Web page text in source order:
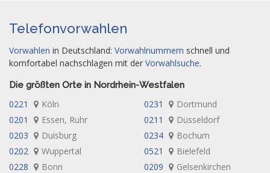
Telefonvorwahlen
Vorwahlen in Deutschland: Vorwahlnummern schnell und
komfortabel nachschlagen mit der Vorwahlsuche.
Die größten Orte in Nordrhein-Westfalen
0221 Köln 0231
Dortmund
0201
Essen, Ruhr 0211
Düsseldorf
0203
Duisburg 0234
Bochum
0202
Wuppertal 0521
Bielefeld
0228
Bonn 0209
Gelsenkirchen